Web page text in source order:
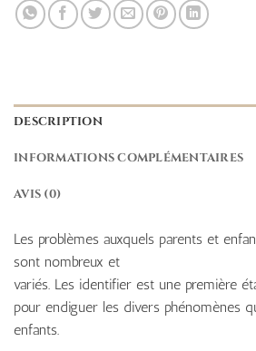
DESCRIPTION
INFORMATIONS COMPLÉMENTAIRES
AVIS (0)
Les problèmes auxquels parents et
sont nombreux et
variés. Les identifier est une première
pour endiguer les divers phénomènes
enfants.